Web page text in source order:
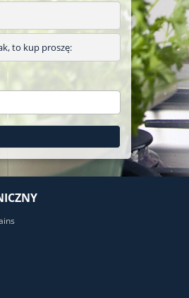
to kup proszę: